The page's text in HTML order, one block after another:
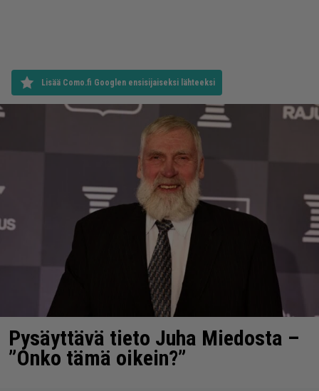
Lisää Como.fi Googlen ensisijaiseksi lähteeksi
Pysäyttävä tieto Juha Miedosta –
”Onko tämä oikein?”